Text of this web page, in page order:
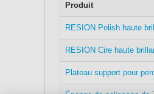
Produit
RESION Polish haute
RESION Cire haute
Plateau support pour